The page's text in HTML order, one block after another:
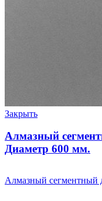
Закрыть
Алмазный
Диаметр 600 мм.
Алмазный сегментный